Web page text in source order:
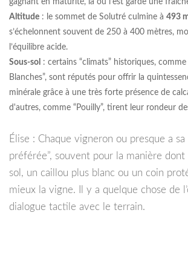
gagnant en maturité, là où l’est garde une
Altitude : le sommet de Solutré culmine à 493
s’échelonnent souvent de 250 à 400 mètres,
l’équilibre acide.
Sous-sol : certains “climats” historiques, comme
Blanches”, sont réputés pour offrir la
minérale grâce à une très forte présence de
d'autres, comme “Pouilly”, tirent leur rondeur
Élise : Chaque vigneron ou presque a sa
préférée”, souvent pour la manière dont
sol, un caillou plus blanc ou un coin
mieux la vigne. Il y a quelque chose de
dialogue tactile avec le terrain.